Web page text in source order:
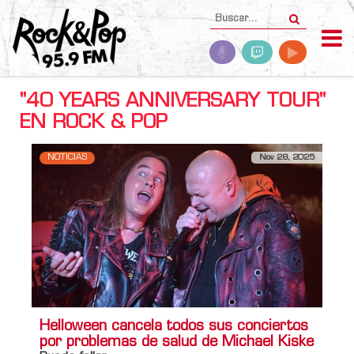
"40 YEARS ANNIVERSARY TOUR"
EN ROCK & POP
NOTICIAS Nov 28, 2025
Helloween cancela todos sus conciertos
por problemas de salud de Michael Kiske